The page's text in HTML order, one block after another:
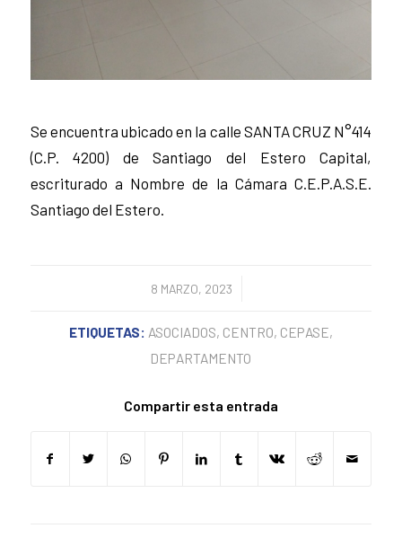
Se encuentra ubicado en la calle SANTA CRUZ N°414
(C.P. 4200) de Santiago del Estero Capital,
escriturado a Nombre de la Cámara C.E.P.A.S.E.
Santiago del Estero.
8 MARZO, 2023
/
ETIQUETAS: ASOCIADOS, CENTRO, CEPASE,
DEPARTAMENTO
Compartir esta entrada